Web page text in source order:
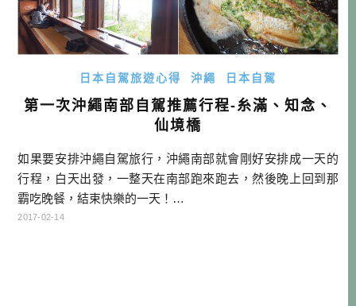
日本自駕旅遊心得 沖繩 日本自駕
第一次沖繩南部自駕推薦行程-糸滿、知念、
仙境橋
如果要安排沖繩自駕旅行，沖繩南部就會剛好安排成一天的
行程，白天出發，一整天在南部跑來跑去，然後晚上回到那
霸吃晚餐，結束快樂的一天！…
2017-02-14